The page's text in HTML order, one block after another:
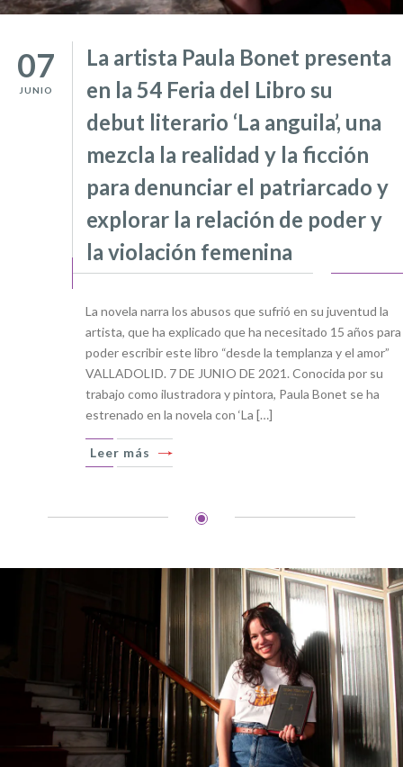
07
JUNIO
La artista Paula Bonet presenta
en la 54 Feria del Libro su
debut literario ‘La anguila’, una
mezcla la realidad y la ficción
para denunciar el patriarcado y
explorar la relación de poder y
la violación femenina
La novela narra los abusos que sufrió en su juventud la
artista, que ha explicado que ha necesitado 15 años para
poder escribir este libro “desde la templanza y el amor”
VALLADOLID. 7 DE JUNIO DE 2021. Conocida por su
trabajo como ilustradora y pintora, Paula Bonet se ha
estrenado en la novela con ‘La […]
Leer más